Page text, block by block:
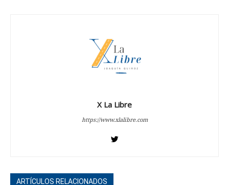
X La Libre
https://www.xlalibre.com
ARTÍCULOS RELACIONADOS